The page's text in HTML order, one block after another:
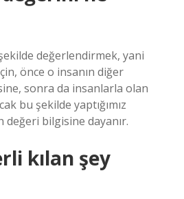
değerlendirmek, yani
önce o insanın diğer
sonra da insanlarla olan
bu şekilde yaptığımız
bilgisine dayanır.
kılan şey